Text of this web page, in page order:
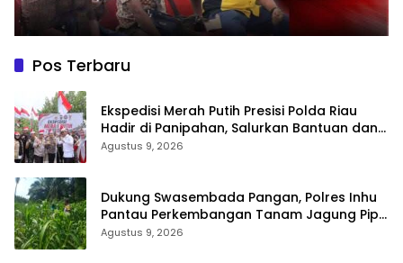
Pos Terbaru
Ekspedisi Merah Putih Presisi Polda Riau
Hadir di Panipahan, Salurkan Bantuan dan
Layanan Kesehatan
Agustus 9, 2026
Dukung Swasembada Pangan, Polres Inhu
Pantau Perkembangan Tanam Jagung Pipil
Agustus 9, 2026